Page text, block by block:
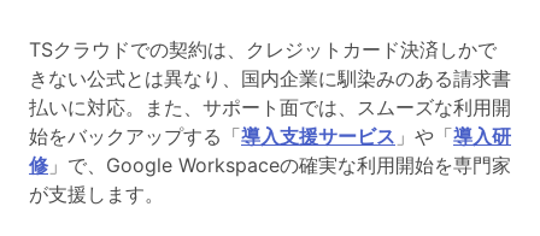
TSクラウドでの契約は、クレジットカード決済しかで
きない公式とは異なり、国内企業に馴染みのある請求書
払いに対応。また、サポート面では、スムーズな利用開
始をバックアップする「導入支援サービス 」や「導入研
修 」で、Google Workspaceの確実な利用開始を専門家
が支援します。